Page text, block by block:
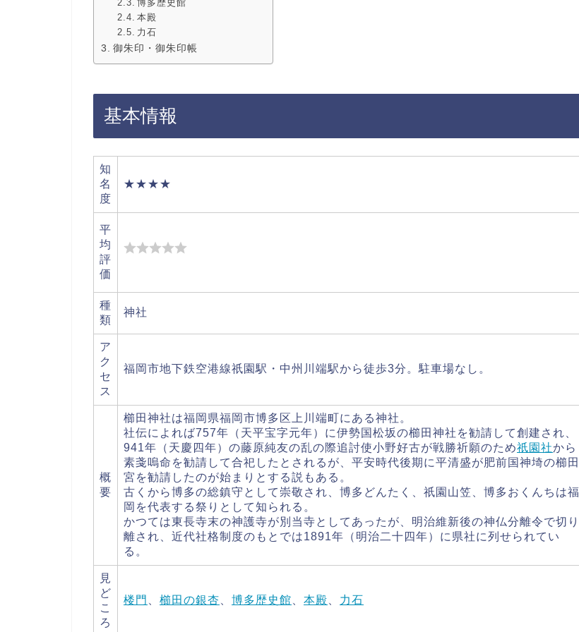
博多歴史館
本殿
力石
御朱印・御朱印帳
基本情報
知
名
度
★★★★
平
均
評
価
種
類
神社
ア
ク
セ
ス
福岡市地下鉄空港線祇園駅・中州川端駅から徒歩3分。駐車場なし。
概
要
櫛田神社は福岡県福岡市博多区上川端町にある神社。
社伝によれば757年（天平宝字元年）に伊勢国松坂の櫛田神社を勧請して創建され、
941年（天慶四年）の藤原純友の乱の際追討使小野好古が戦勝祈願のため祇園社から
素戔嗚命を勧請して合祀したとされるが、平安時代後期に平清盛が肥前国神埼の櫛田
宮を勧請したのが始まりとする説もある。
古くから博多の総鎮守として崇敬され、博多どんたく、祇園山笠、博多おくんちは福
岡を代表する祭りとして知られる。
かつては東長寺末の神護寺が別当寺としてあったが、明治維新後の神仏分離令で切り
離され、近代社格制度のもとでは1891年（明治二十四年）に県社に列せられてい
る。
見
ど
こ
ろ
楼門 櫛田の銀杏 博多歴史館 本殿 力石